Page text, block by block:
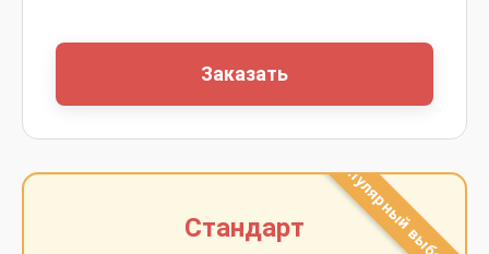
Заказать
Стандарт